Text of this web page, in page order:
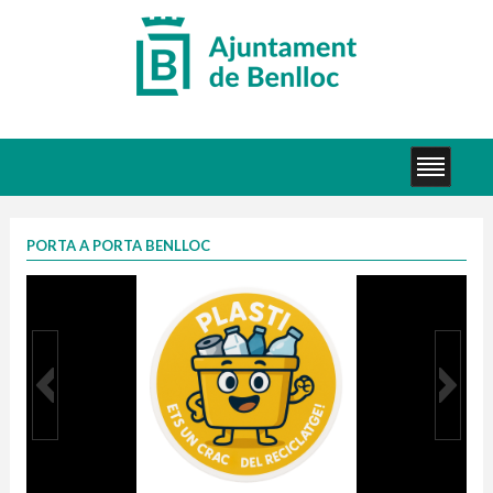
PORTA A PORTA BENLLOC